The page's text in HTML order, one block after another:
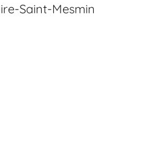
Saint-Mesmin